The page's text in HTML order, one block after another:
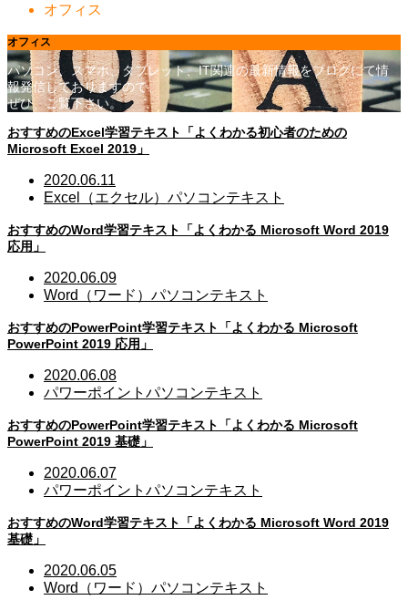
オフィス
オフィス
パソコン、スマホ、タブレット、IT関連の最新情報をブログにて情
報発信しておりますので、
ぜひ、ご覧下さい。
おすすめのExcel学習テキスト「よくわかる初心者のための
Microsoft Excel 2019」
2020.06.11
Excel（エクセル） パソコンテキスト
おすすめのWord学習テキスト「よくわかる Microsoft Word 2019
応用」
2020.06.09
Word（ワード） パソコンテキスト
おすすめのPowerPoint学習テキスト「よくわかる Microsoft
PowerPoint 2019 応用」
2020.06.08
パワーポイント パソコンテキスト
おすすめのPowerPoint学習テキスト「よくわかる Microsoft
PowerPoint 2019 基礎」
2020.06.07
パワーポイント パソコンテキスト
おすすめのWord学習テキスト「よくわかる Microsoft Word 2019
基礎」
2020.06.05
Word（ワード） パソコンテキスト